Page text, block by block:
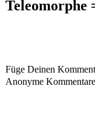
Teleomorphe
Füge Deinen
Anonyme